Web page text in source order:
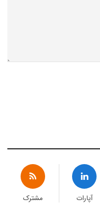
آپارات مشترک